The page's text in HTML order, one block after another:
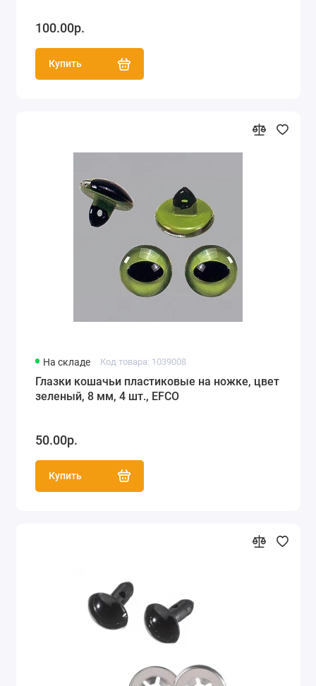
100.00р.
Купить
На складе Код товара: 1039008
Глазки кошачьи пластиковые на ножке, цвет
зеленый, 8 мм, 4 шт., EFCO
50.00р.
Купить